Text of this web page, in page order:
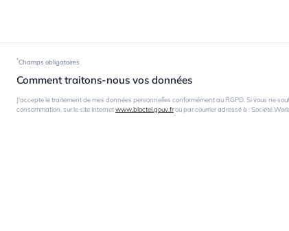
*Champs obligatoires
Comment traitons-nous vos données
J'accepte le traitement de mes données personnelles conformément au RGPD. Si vous ne
consommation, sur le site Internetwww.bloctel.gouv.frou par courrier adressé à : Société